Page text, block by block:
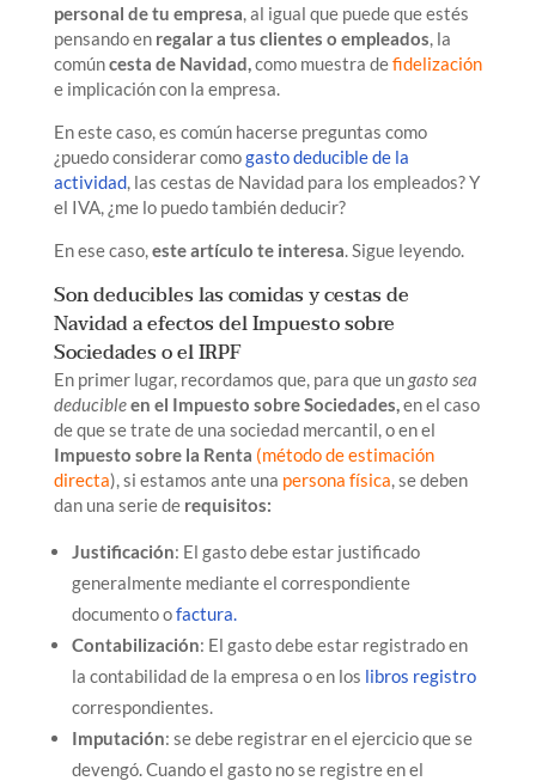
personal de tu empresa, al igual que puede que estés
pensando enregalar a tus clientes o empleados, la
comúncesta de Navidad,como muestra defidelización
e implicación con la empresa.
En este caso, es común hacerse preguntas como
¿puedo considerar comogasto deducible de la
actividad, las cestas de Navidad para los empleados? Y
el IVA, ¿me lo puedo también deducir?
En ese caso,este artículo te interesa. Sigue leyendo.
Son deducibles las comidas y cestas de
Navidad a efectos del Impuesto sobre
Sociedades o el IRPF
En primer lugar, recordamos que, para que ungasto sea
deducibleen el Impuesto sobre Sociedades,en el caso
de que se trate de una sociedad mercantil, o en el
Impuesto sobre la Renta (método de estimación
directa), si estamos ante una persona física, se deben
dan una serie de requisitos:
Justificación: El gasto debe estar justificado
generalmente mediante el correspondiente
documento ofactura.
Contabilización: El gasto debe estar registrado en
la contabilidad de la empresa o en los libros registro
correspondientes.
Imputación: se debe registrar en el ejercicio que se
devengó. Cuando el gasto no se registre en el